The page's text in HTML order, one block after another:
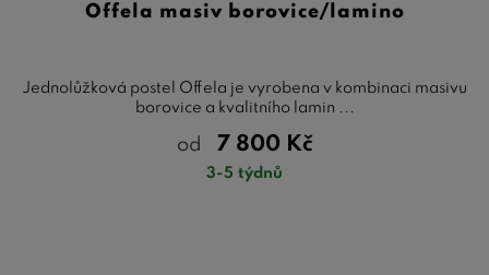
Offela masiv borovice/lamino
Jednolůžková postel Offela je vyrobena v kombinaci masivu
borovice a kvalitního lamin ...
od 7 800 Kč
3-5 týdnů